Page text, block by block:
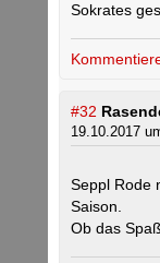
Sokrates
#32
19.10.2017
Seppl Rode
Saison.
Ob das